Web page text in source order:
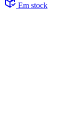
Em stock